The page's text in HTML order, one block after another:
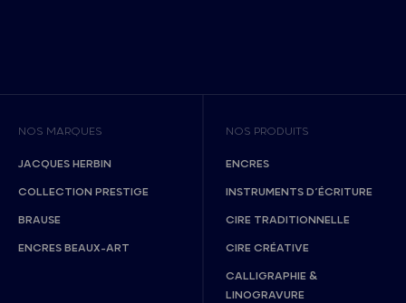
NOS MARQUES
JACQUES HERBIN
COLLECTION PRESTIGE
BRAUSE
ENCRES BEAUX-ART
NOS PRODUITS
ENCRES
INSTRUMENTS D’ÉCRITURE
CIRE TRADITIONNELLE
CIRE CRÉATIVE
CALLIGRAPHIE &
LINOGRAVURE